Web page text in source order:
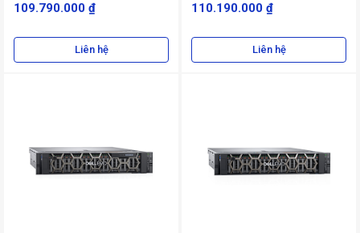
109.790.000 ₫
Liên hệ
110.190.000 ₫
Liên hệ